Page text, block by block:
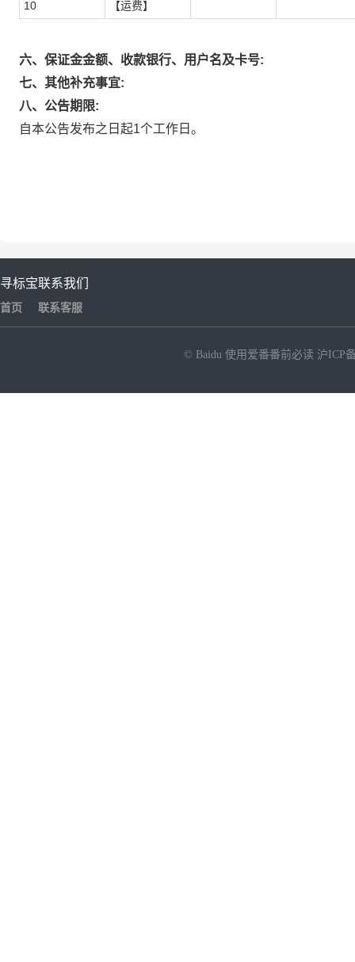
10 【运费】
六、保证金金额、收款银行、用户名及卡号:
七、其他补充事宜:
八、公告期限:
自本公告发布之日起1个工作日。
寻标宝
首页
联系我们
联系客服
© Baidu 使用爱番番前必读 沪ICP